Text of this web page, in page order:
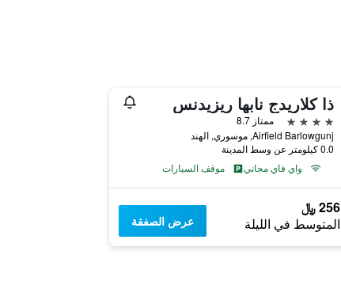
ذا كلاريدج نابها ريزيدنس
4 نجوم
ممتاز 8.7
Airfield Barlowgunj, موسوري, الهند
0.0 كيلومتر عن وسط المدينة
واي فاي مجاني
موقف السيارات
256 ﷼
المتوسط في الليلة عرض الصفقة